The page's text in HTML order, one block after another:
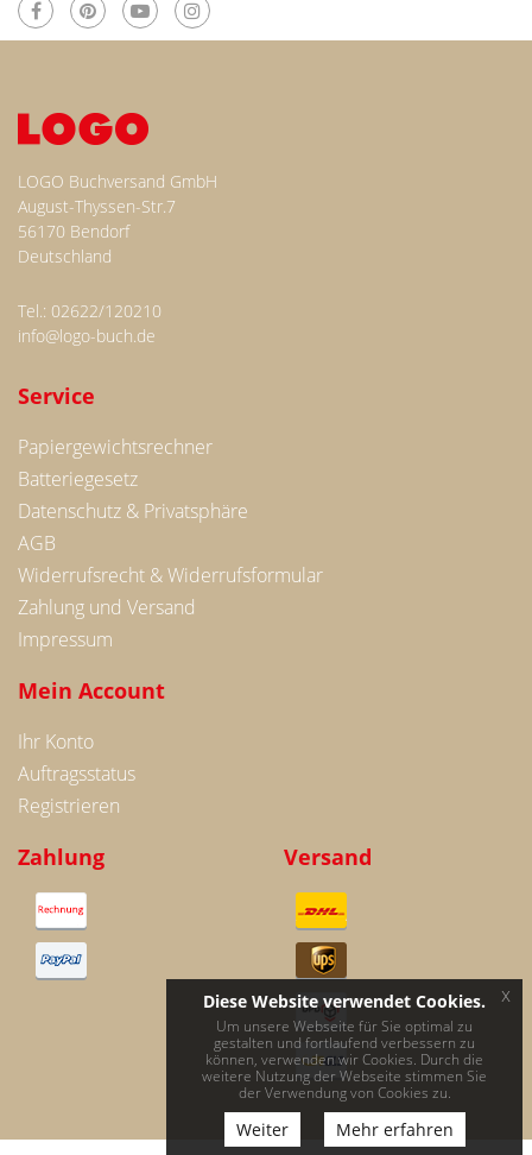
LOGO Buchversand GmbH
August-Thyssen-Str.7
56170 Bendorf
Deutschland
Tel.: 02622/120210
info@logo-buch.de
Service
Papiergewichtsrechner
Batteriegesetz
Datenschutz & Privatsphäre
AGB
Widerrufsrecht & Widerrufsformular
Zahlung und Versand
Impressum
Mein Account
Ihr Konto
Auftragsstatus
Registrieren
Zahlung Versand
Diese Website verwendet Cookies.
Um unsere Webseite für Sie optimal zu
gestalten und fortlaufend verbessern zu
können, verwenden wir Cookies. Durch die
weitere Nutzung der Webseite stimmen Sie
der Verwendung von Cookies zu.
Weiter Mehr erfahren
x